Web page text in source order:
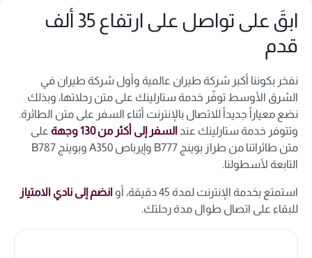
ابقَ على تواصل على ارتفاع 35 ألف
قدم
نفخر بكوننا أكبر شركة طيران عالمية وأول شركة طيران في
الشرق الأوسط توفّر خدمة ستارلينك على متن رحلاتها، وبذلك
نضع معياراً جديداً للاتصال بالإنترنت أثناء السفر على متن الطائرة.
وتتوفر خدمة ستارلينك عند السفر إلى أكثر من 130 وجهة
على
متن طائراتنا من طراز بوينج B777 وإيرباص A350 وبوينج B787
التابعة لأسطولنا.
استمتع بخدمة الإنترنت لمدة 45 دقيقة، أو
انضم إلى نادي الامتياز
للبقاء على اتصال طوال مدة رحلتك.